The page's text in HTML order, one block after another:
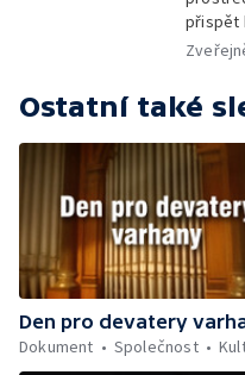
přispět
Ostatní také
Den pro devatery
Dokument
Společnost